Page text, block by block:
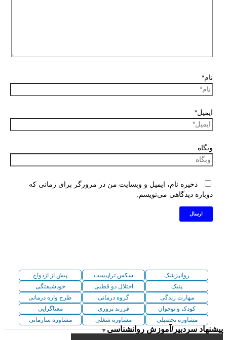
نام*
ایمیل*
وبگاه
ذخیره نام، ایمیل و وبسایت من در مرورگر برای زمانی که
دوباره دیدگاهی می‌نویسم.
روانپزشک سکس تراپیست
پیش از ازدواج
پنیک
اختلال دو قطبی
خودشیفتگی
مهارت زندگی
گروه درمانی
طرح واره درمانی
کودک و نوجوان
فرزند پروری
معناگرایی
مشاوره تحصیلی
مشاوره شغلی مشاوره سازمانی
پیشنهاد سردبیر/آموزش روانشناسی ▼